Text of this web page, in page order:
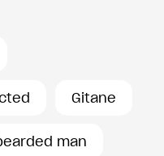
Gitane
man